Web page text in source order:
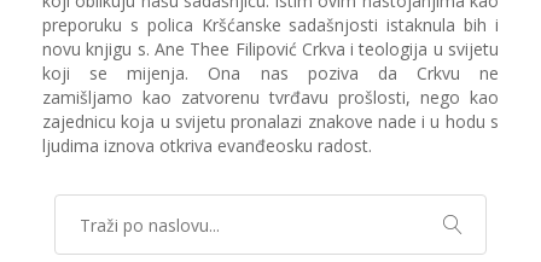
preporuku s polica Kršćanske sadašnjosti istaknula bih i
novu knjigu s. Ane Thee Filipović Crkva i teologija u svijetu
koji se mijenja. Ona nas poziva da Crkvu ne
zamišljamo kao zatvorenu tvrđavu prošlosti, nego kao
zajednicu koja u svijetu pronalazi znakove nade i u hodu s
ljudima iznova otkriva evanđeosku radost.